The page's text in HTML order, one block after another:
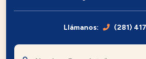
Llámanos: (281)